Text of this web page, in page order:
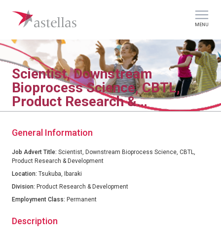
MENU
Scientist, Downstream
Bioprocess Science, CBTL,
Product Research &
Development
General Information
Job Advert Title: Scientist, Downstream Bioprocess Science, CBTL,
Product Research & Development
Location: Tsukuba, Ibaraki
Division: Product Research & Development
Employment Class: Permanent
Description